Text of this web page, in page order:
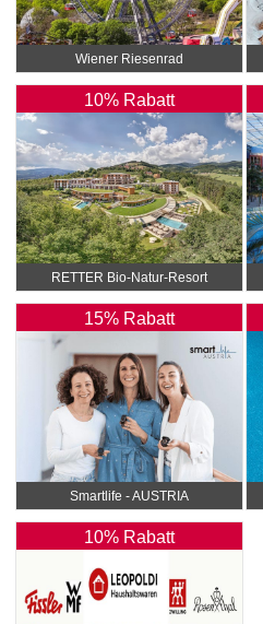
Wiener Riesenrad
10% Rabatt
RETTER Bio-Natur-Resort
15% Rabatt
Smartlife - AUSTRIA
10% Rabatt